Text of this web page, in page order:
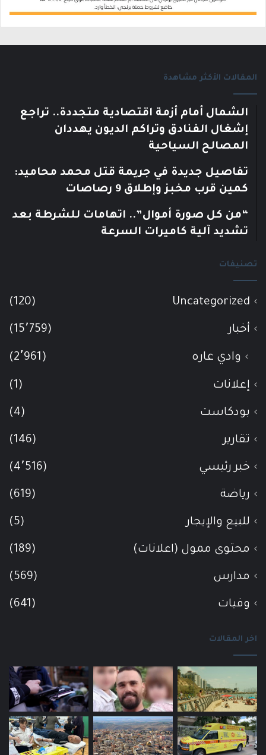
المقالات الأكثر مشاهدة
الشمال أمام أزمة اقتصادية متجددة.. تراجع
إشغال الفنادق وتراكم الديون يهددان
المصالح السياحية
تفاصيل جديدة في جريمة قتل محمد محاميد:
كمين قرب مخبز وإطلاق 9 رصاصات
“من كل صورة أموال”.. اتهامات للشرطة بعد
تشديد آلية كاميرات السرعة
تصنيفات
Uncategorized
(120)
أخبار (15٬759)
وادي عاره (2٬961)
إعلانات (1)
بودكاست (4)
تقارير (146)
خبر رئيسي (4٬516)
رياضة (619)
للبيع والإيجار (5)
محتوى ممول (اعلانات) (189)
مدارس (569)
وفيات (641)
اخر المقالات